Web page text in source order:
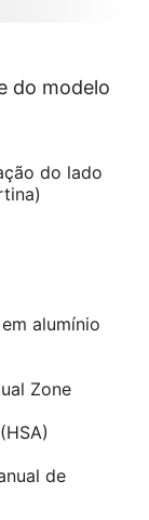
do modelo
do lado
alumínio
Zone
de